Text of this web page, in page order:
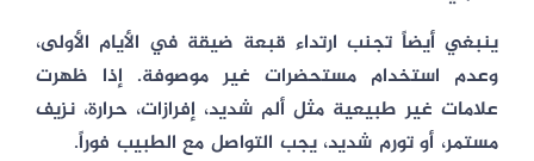
ينبغي أيضاً تجنب ارتداء قبعة ضيقة في الأيام الأولى،
وعدم استخدام مستحضرات غير موصوفة. إذا ظهرت
علامات غير طبيعية مثل ألم شديد، إفرازات، حرارة، نزيف
مستمر، أو تورم شديد، يجب التواصل مع الطبيب فوراً.